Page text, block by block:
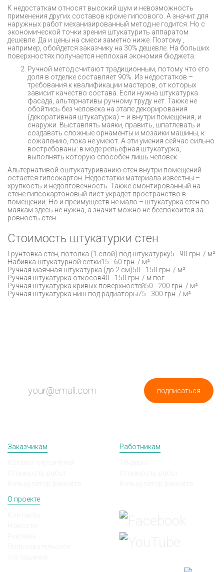
К недостаткам относят высокий шум и невозможность
применения других составов кроме гипсового. А значит для
наружных работ механизированный метод не годится. Но с
экономической точки зрения штукатурить аппаратом
дешевле. Да и цены на смеси заметно ниже. Поэтому ,
например, обойдется заказчику на 30% дешевле. На больших
поверхностях получается неплохая экономия бюджета.
Ручной метод считают традиционным, потому что его
доля в отделке составляет 90%. Из недостатков –
требования к квалификации мастеров, от которых
зависит качество состава. Если нужна штукатурка
фасада, альтернативы ручному труду нет. Также не
обойтись без человека на этапе декорирования
(декоративная штукатурка) – и внутри помещения, и
снаружи. Выставлять маяки, править, шпатлевать и
создавать сложные орнаменты и мозаики машины, к
сожалению, пока не умеют. А эти умения сейчас сильно
востребованы: в моде рельефная штукатурка,
выполнять которую способен лишь человек.
Альтернативой оштукатуриванию стен внутри помещений
остается гипсокартон. Недостатки материала известны –
хрупкость и недолговечность. Также смонтированный на
стене гипсокартоновый лист украдет пространство в
помещении. Но и преимуществ не мало – штукатурка стен по
маякам здесь не нужна, а значит можно не беспокоится за
ровность стен.
Стоимость штукатурки стен
Грунтовка стен, потолка (1 слой) под штукатурку5 - 90 грн. / м²
Набивка штукатурной сетки15 - 60 грн. / м²
Ручная маячная штукатурка (до 2 см)50 - 150 грн. / м²
Ручная штукатурка откосов40 - 150 грн. / м.пог.
Ручная штукатурка кривых поверхностей50 - 200 грн. / м²
Ручная штукатурка ниш под радиаторы75 - 300 грн. / м²
подписаться
Заказчикам
Работникам
О проекте